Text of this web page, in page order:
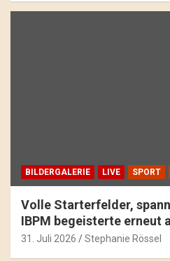
BILDERGALERIE LIVE SPORT
Volle Starterfelder,
IBPM begeisterte erneut
31. Juli 2026 Stephanie Rössel